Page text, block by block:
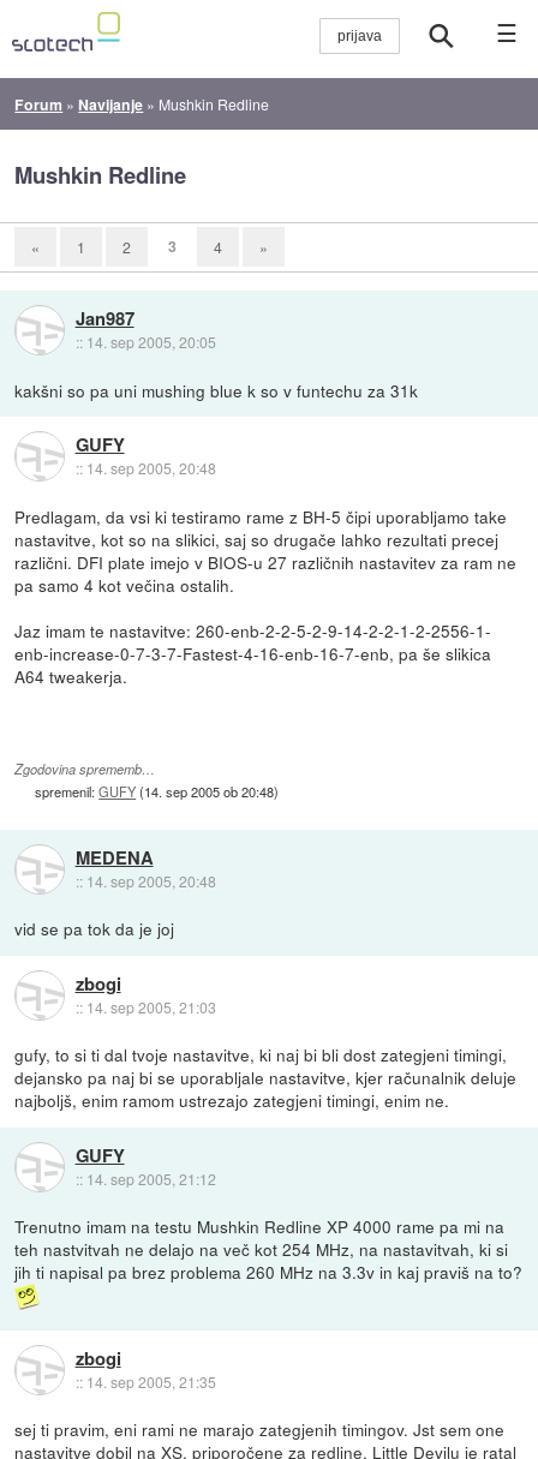
☰
Forum » Navijanje » Mushkin Redline
Mushkin Redline
« 1 2 3 4 »
Jan987
:: 14. sep 2005, 20:05
kakšni so pa uni mushing blue k so v funtechu za 31k
GUFY
:: 14. sep 2005, 20:48
Predlagam, da vsi ki testiramo rame z BH-5 čipi uporabljamo take
nastavitve, kot so na slikici, saj so drugače lahko rezultati precej
različni. DFI plate imejo v BIOS-u 27 različnih nastavitev za ram ne
pa samo 4 kot večina ostalih.
Jaz imam te nastavitve: 260-enb-2-2-5-2-9-14-2-2-1-2-2556-1-
enb-increase-0-7-3-7-Fastest-4-16-enb-16-7-enb, pa še slikica
A64 tweakerja.
Zgodovina sprememb…
spremenil:GUFY(14. sep 2005 ob 20:48)
MEDENA
:: 14. sep 2005, 20:48
vid se pa tok da je joj
zbogi
:: 14. sep 2005, 21:03
gufy, to si ti dal tvoje nastavitve, ki naj bi bli dost zategjeni timingi,
dejansko pa naj bi se uporabljale nastavitve, kjer računalnik deluje
najboljš, enim ramom ustrezajo zategjeni timingi, enim ne.
GUFY
:: 14. sep 2005, 21:12
Trenutno imam na testu Mushkin Redline XP 4000 rame pa mi na
teh nastvitvah ne delajo na več kot 254 MHz, na nastavitvah, ki si
jih ti napisal pa brez problema 260 MHz na 3.3v in kaj praviš na to?
zbogi
:: 14. sep 2005, 21:35
sej ti pravim, eni rami ne marajo zategjenih timingov. Jst sem one
nastavitve dobil na XS, priporočene za redline. Little Devilu je ratal